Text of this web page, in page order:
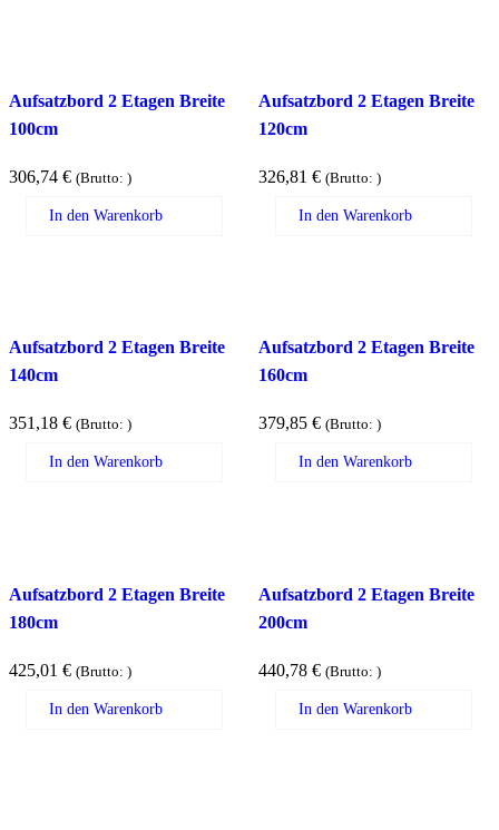
Aufsatzbord 2 Etagen Breite
100cm
306,74 € (Brutto: )
In den Warenkorb
Aufsatzbord 2 Etagen Breite
120cm
326,81 € (Brutto: )
In den Warenkorb
Aufsatzbord 2 Etagen Breite
140cm
351,18 € (Brutto: )
In den Warenkorb
Aufsatzbord 2 Etagen Breite
160cm
379,85 € (Brutto: )
In den Warenkorb
Aufsatzbord 2 Etagen Breite
180cm
425,01 € (Brutto: )
In den Warenkorb
Aufsatzbord 2 Etagen Breite
200cm
440,78 € (Brutto: )
In den Warenkorb